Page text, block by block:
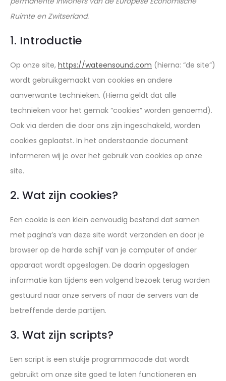
Ruimte en Zwitserland.
1. Introductie
Op onze site, https://wateensound.com (hierna: “de site”)
wordt gebruikgemaakt van cookies en andere
aanverwante technieken. (Hierna geldt dat alle
technieken voor het gemak “cookies” worden genoemd).
Ook via derden die door ons zijn ingeschakeld, worden
cookies geplaatst. In het onderstaande document
informeren wij je over het gebruik van cookies op onze
site.
2. Wat zijn cookies?
Een cookie is een klein eenvoudig bestand dat samen
met pagina’s van deze site wordt verzonden en door je
browser op de harde schijf van je computer of ander
apparaat wordt opgeslagen. De daarin opgeslagen
informatie kan tijdens een volgend bezoek terug worden
gestuurd naar onze servers of naar de servers van de
betreffende derde partijen.
3. Wat zijn scripts?
Een script is een stukje programmacode dat wordt
gebruikt om onze site goed te laten functioneren en